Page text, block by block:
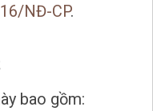
NĐ-CP.
bao gồm: